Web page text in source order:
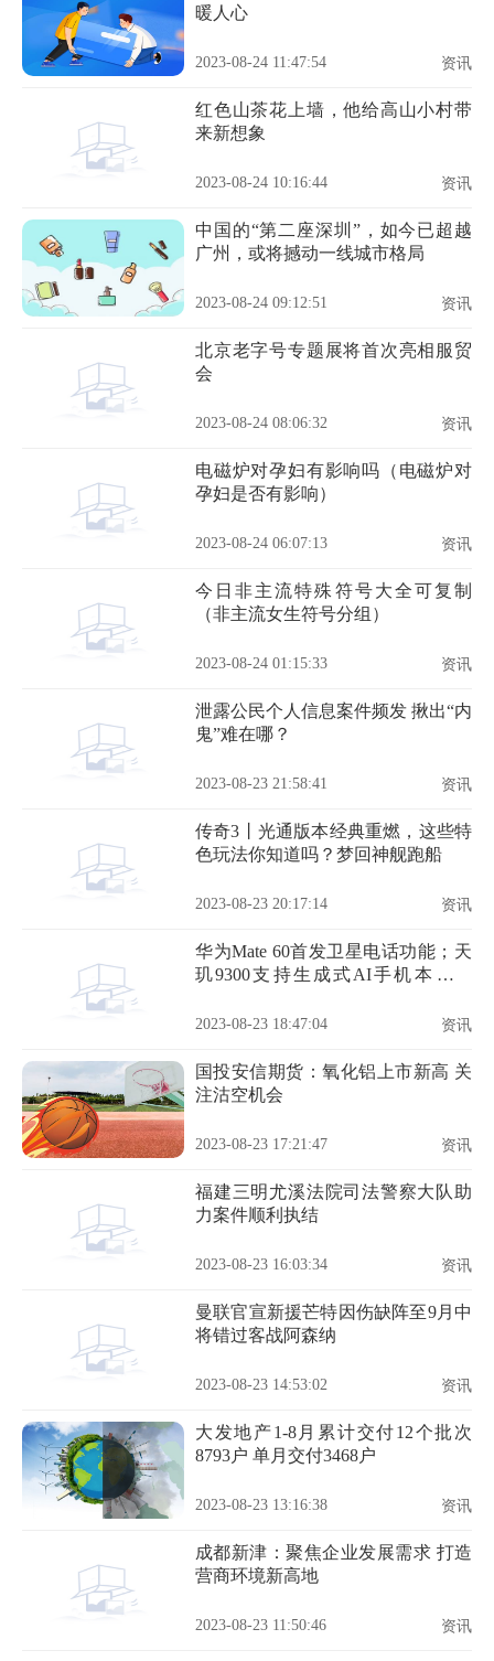
暖人心
2023-08-24 11:47:54 资讯
红色山茶花上墙，他给高山小村带
来新想象
2023-08-24 10:16:44 资讯
中国的“第二座深圳”，如今已超越
广州，或将撼动一线城市格局
2023-08-24 09:12:51 资讯
北京老字号专题展将首次亮相服贸
会
2023-08-24 08:06:32 资讯
电磁炉对孕妇有影响吗（电磁炉对
孕妇是否有影响）
2023-08-24 06:07:13 资讯
今日非主流特殊符号大全可复制
（非主流女生符号分组）
2023-08-24 01:15:33 资讯
泄露公民个人信息案件频发 揪出“内
鬼”难在哪？
2023-08-23 21:58:41 资讯
传奇3丨光通版本经典重燃，这些特
色玩法你知道吗？梦回神舰跑船
2023-08-23 20:17:14 资讯
华为Mate 60首发卫星电话功能；天
玑9300支持生成式AI手机本地运
2023-08-23 18:47:04 资讯
国投安信期货：氧化铝上市新高 关
注沽空机会
2023-08-23 17:21:47 资讯
福建三明尤溪法院司法警察大队助
力案件顺利执结
2023-08-23 16:03:34 资讯
曼联官宣新援芒特因伤缺阵至9月中
将错过客战阿森纳
2023-08-23 14:53:02 资讯
大发地产1-8月累计交付12个批次
8793户 单月交付3468户
2023-08-23 13:16:38 资讯
成都新津：聚焦企业发展需求 打造
营商环境新高地
2023-08-23 11:50:46 资讯